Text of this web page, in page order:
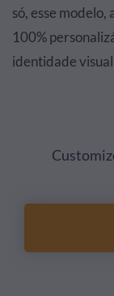
só, esse modelo,
100%
identidade